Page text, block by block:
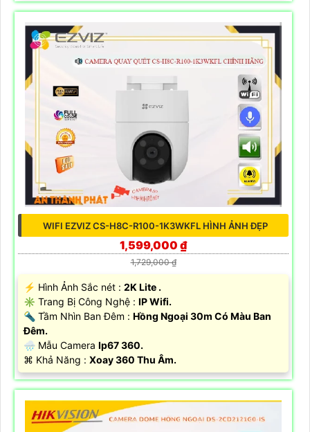
WIFI EZVIZ CS-H8C-R100-1K3WKFL HÌNH ẢNH ĐẸP
1,599,000 ₫
1,729,000 ₫
️⚡ Hình Ảnh Sắc nét : 2K Lite .
✳️ Trang Bị Công Nghệ : IP Wifi.
🔦 Tầm Nhìn Ban Đêm : Hồng Ngoại 30m Có Màu Ban
Đêm.
🌧️ Mẫu Camera Ip67 360.
️⌘ Khả Năng : Xoay 360 Thu Âm.